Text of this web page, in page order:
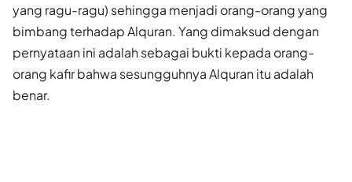
yang ragu-ragu) sehingga menjadi orang-orang yang
bimbang terhadap Alquran. Yang dimaksud dengan
pernyataan ini adalah sebagai bukti kepada orang-
orang kafir bahwa sesungguhnya Alquran itu adalah
benar.